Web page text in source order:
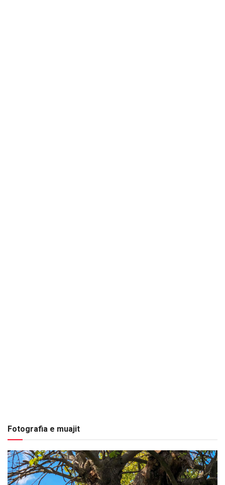
Fotografia e muajit